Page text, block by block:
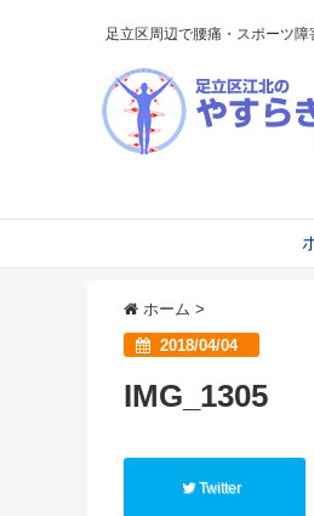
足立区周辺で腰痛・スポーツ
ホーム >
2018/04/04
IMG_1305
Twitter